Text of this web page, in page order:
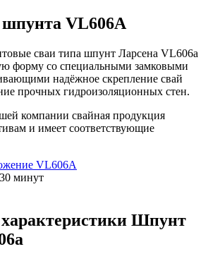
VL606A
сваи типа шпунт Ларсена VL606a
форму со специальными замковыми
надёжное скрепление свай
прочных гидроизоляционных стен.
компании свайная продукция
и имеет соответствующие
VL606A
минут
Шпунт